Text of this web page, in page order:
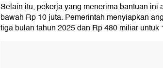
Selain itu, pekerja yang menerima bantuan ini
bawah Rp 10 juta. Pemerintah menyiapkan
tiga bulan tahun 2025 dan Rp 480 miliar untuk